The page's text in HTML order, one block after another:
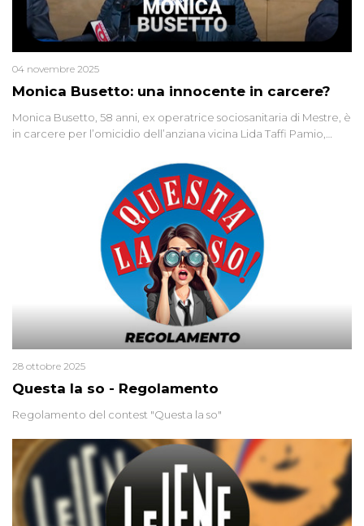
Monica Busetto: una innocente in carcere?
04 novembre 2025
Monica Busetto, 58 anni, ex operatrice sociosanitaria di Mestre, è
in carcere per l’omicidio dell’anziana vicina Lida Taffi Pamio,
minuscola su una collanina, Monica si proclama innocente. Nel
2015 un’altra donna confessa lo stesso delitto, poi ritratta. Due
colpevoli per un solo omicidio: errore giudiziario o giustizia
Questa la so - Regolamento
28 ottobre 2025
Regolamento del contest "Questa la so"